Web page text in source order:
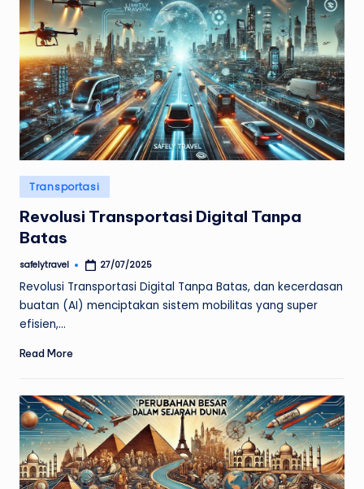
Posted
in
Transportasi
Revolusi Transportasi Digital Tanpa
Batas
Posted
safelytravel 27/07/2025
Revolusi Transportasi Digital Tanpa Batas, dan kecerdasan
buatan (AI) menciptakan sistem mobilitas yang super
efisien,…
Read More